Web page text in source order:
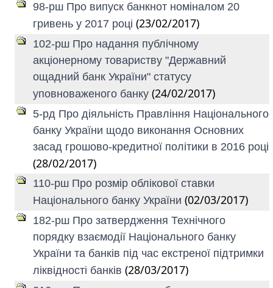
98-рш Про випуск банкнот номіналом 20
гривень у 2017 році (23/02/2017)
102-рш Про надання публічному
акціонерному товариству "Державний
ощадний банк України" статусу
уповноваженого банку (24/02/2017)
5-рд Про діяльність Правління Національного
банку України щодо виконання Основних
засад грошово-кредитної політики в 2016 році
(28/02/2017)
110-рш Про розмір облікової ставки
Національного банку України (02/03/2017)
182-рш Про затвердження Технічного
порядку взаємодії Національного банку
України та банків під час екстреної підтримки
ліквідності банків (28/03/2017)